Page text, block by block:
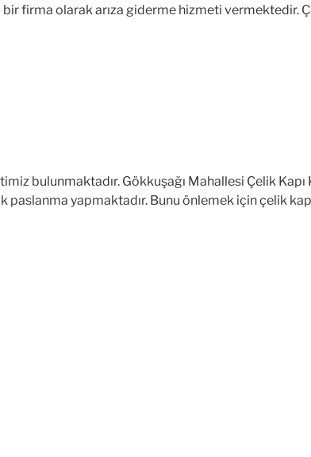
firma olarak arıza giderme hizmeti vermektedir.
bulunmaktadır. Gökkuşağı Mahallesi Çelik
paslanma yapmaktadır. Bunu önlemek için çelik